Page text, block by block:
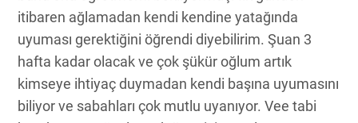
itibaren ağlamadan kendi kendine yatağında
uyuması gerektiğini öğrendi diyebilirim. Şuan 3
hafta kadar olacak ve çok şükür oğlum artık
kimseye ihtiyaç duymadan kendi başına uyumasını
biliyor ve sabahları çok mutlu uyanıyor. Vee tabi